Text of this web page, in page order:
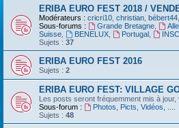
ERIBA EURO FEST 2018 /
Modérateurs : cricri10 christian bébert44
Sous-forums :
Grande Bretagne,
Suisse
BENELUX, Portugal,
Sujets : 37
ERIBA EURO FEST 2016
Sujets : 2
ERIBA EURO FEST: VILLAGE
Les posts seront fréquemment mis à jour,
Sous-forum :
Photos, Picts, Vidéos, ....
Sujets : 48